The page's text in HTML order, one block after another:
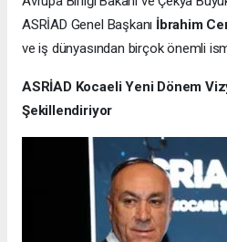
ASRİAD Genel Başkanı İbrahim
ve iş dünyasından birçok önemli
ASRİAD Kocaeli Yeni Dönem
Şekillendiriyor